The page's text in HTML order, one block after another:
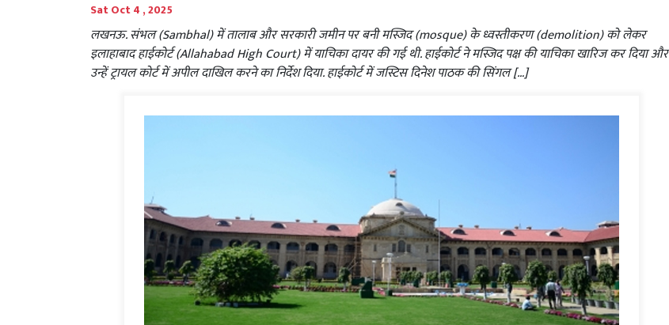
Sat Oct 4 , 2025
लखनऊ. संभल (Sambhal) में तालाब और सरकारी जमीन पर बनी मस्जिद (mosque) के ध्वस्तीकरण (demolition) को लेकर
इलाहाबाद हाईकोर्ट (Allahabad High Court) में याचिका दायर की गई थी. हाईकोर्ट ने मस्जिद पक्ष की याचिका खारिज कर दिया और
उन्हें ट्रायल कोर्ट में अपील दाखिल करने का निर्देश दिया. हाईकोर्ट में जस्टिस दिनेश पाठक की सिंगल […]